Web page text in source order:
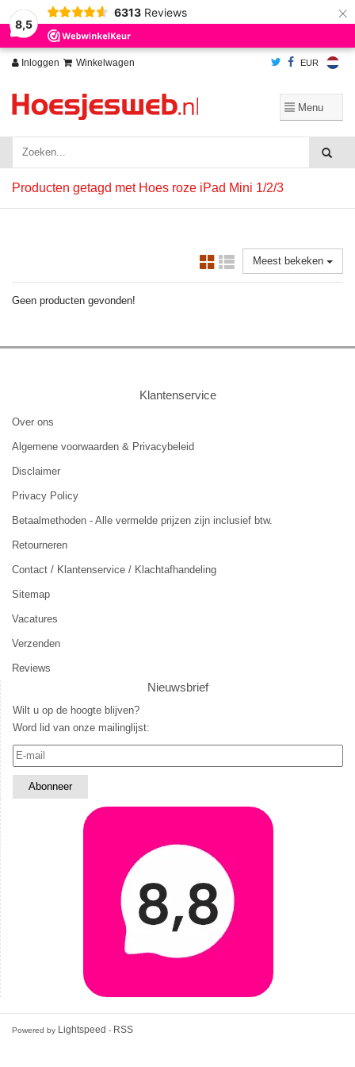
8,5
6313 Reviews ×
Inloggen Winkelwagen EUR
Producten getagd met Hoes roze iPad Mini 1/2/3
Meest bekeken
Geen producten gevonden!
Klantenservice
Over ons
Algemene voorwaarden & Privacybeleid
Disclaimer
Privacy Policy
Betaalmethoden - Alle vermelde prijzen zijn inclusief btw.
Retourneren
Contact / Klantenservice / Klachtafhandeling
Sitemap
Vacatures
Verzenden
Reviews
Nieuwsbrief
Wilt u op de hoogte blijven?
Word lid van onze mailinglijst:
Powered by Lightspeed - RSS
Wij slaan cookies op om onze website te verbeteren. Is dat akkoord?
Ja
Nee